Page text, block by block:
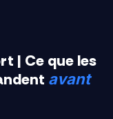
| Ce que les
avant